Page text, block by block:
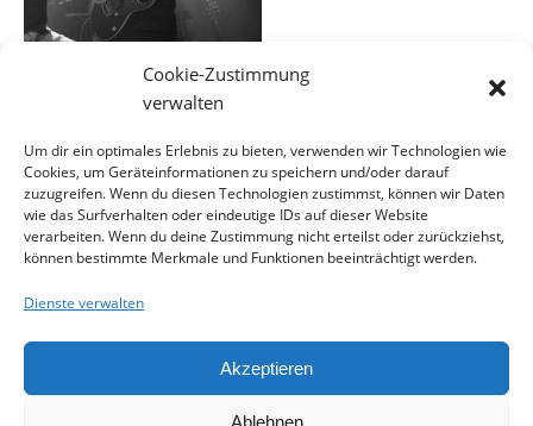
Cookie-Zustimmung
verwalten
Um dir ein optimales Erlebnis zu bieten, verwenden wir Technologien wie
Cookies, um Geräteinformationen zu speichern und/oder darauf
zuzugreifen. Wenn du diesen Technologien zustimmst, können wir Daten
wie das Surfverhalten oder eindeutige IDs auf dieser Website
verarbeiten. Wenn du deine Zustimmung nicht erteilst oder zurückziehst,
können bestimmte Merkmale und Funktionen beeinträchtigt werden.
Dienste verwalten
Akzeptieren
Ablehnen
EINE ANTWORT SCHREIBEN
Du musstangemeldetsein, um einen Kommentar
abzugeben.